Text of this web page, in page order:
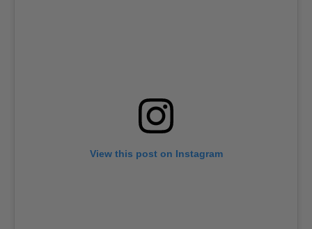
View this post on Instagram